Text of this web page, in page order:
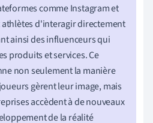
comme Instagram et
d'interagir directement
ainsi des influenceurs qui
produits et services. Ce
non seulement la manière
gèrent leur image, mais
accèdent à de nouveaux
de la réalité